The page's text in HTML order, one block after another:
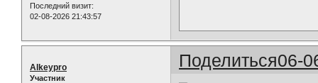
Последний визит:
02-08-2026 21:43:57
Поделиться06-
Alkeypro
Участник